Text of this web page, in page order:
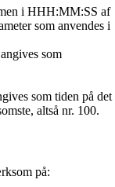
i HHH:MM:SS af
som anvendes i
som
som tiden på det
altså nr. 100.
på: